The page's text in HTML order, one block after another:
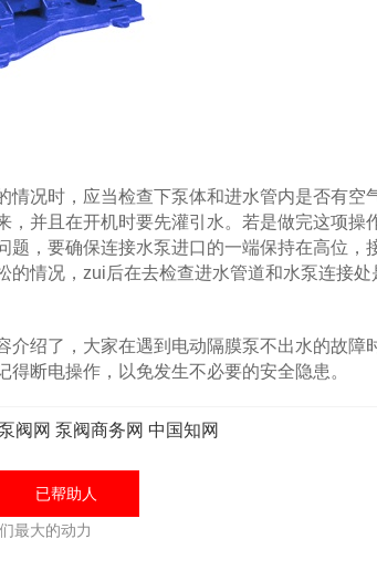
情况时，应当检查下泵体和进水管内是否有空
并且在开机时要先灌引水。若是做完这项操
，要确保连接水泵进口的一端保持在高位，
情况，zui后在去检查进水管道和水泵连接处
介绍了，大家在遇到电动隔膜泵不出水的故障
断电操作，以免发生不必要的安全隐患。
阀网 泵阀商务网 中国知网
已帮助人
最大的动力